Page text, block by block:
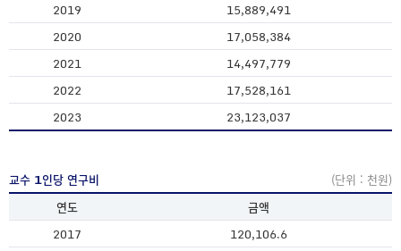
2019
15,889,491
2020
17,058,384
2021
14,497,779
2022
17,528,161
2023
23,123,037
교수 1인당 연구비
(단위 : 천원)
연도
금액
2017
120,106.6